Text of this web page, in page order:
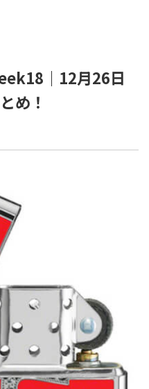
｜12月26日
め！